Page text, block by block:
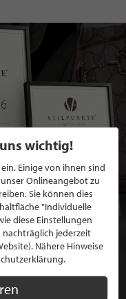
GRATIS
wichtig!
Einige von ihnen sind
Onlineangebot zu
Sie können dies
"Individuelle
diese Einstellungen
jederzeit
Nähere Hinweise